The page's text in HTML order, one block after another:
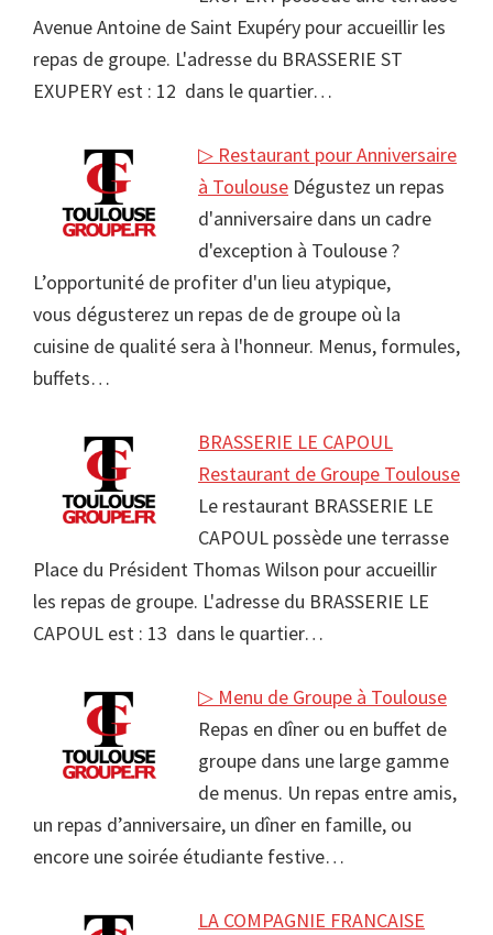
Avenue Antoine de Saint Exupéry pour accueillir les
repas de groupe. L'adresse du BRASSERIE ST
EXUPERY est : 12 dans le quartier…
▷ Restaurant pour Anniversaire
à Toulouse Dégustez un repas
d'anniversaire dans un cadre
d'exception à Toulouse ?
L’opportunité de profiter d'un lieu atypique,
vous dégusterez un repas de de groupe où la
cuisine de qualité sera à l'honneur. Menus, formules,
buffets…
BRASSERIE LE CAPOUL
Restaurant de Groupe Toulouse
Le restaurant BRASSERIE LE
CAPOUL possède une terrasse
Place du Président Thomas Wilson pour accueillir
les repas de groupe. L'adresse du BRASSERIE LE
CAPOUL est : 13 dans le quartier…
▷ Menu de Groupe à Toulouse
Repas en dîner ou en buffet de
groupe dans une large gamme
de menus. Un repas entre amis,
un repas d’anniversaire, un dîner en famille, ou
encore une soirée étudiante festive…
LA COMPAGNIE FRANCAISE